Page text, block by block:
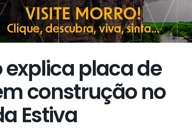
placa de
construção no
Estiva